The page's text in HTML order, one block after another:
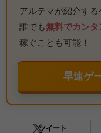
アルテマが紹介す
誰でも無料でカンタ
稼ぐことも可能！
早速ゲ
ツイート